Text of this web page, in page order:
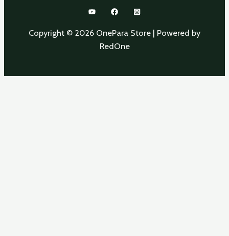
Copyright © 2026 OnePara Store | Powered by
RedOne